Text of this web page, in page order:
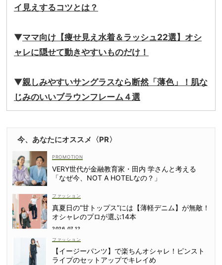
イ見えするコツとは？
▼ママ向け【痩せ見え水着＆ラッシュ22選】オシ
ャレに隠せて動きやすいものだけ！
▼親しみやすいサングラスなら断然「薄色」！肌な
じみのいいブラウンフレーム４選
今、あなたにオススメ〈PR〉
VERY世代が金融教育家・田内 学さんと考える
「なぜ今、NOT A HOTELなの？」
ファッション
真夏日の“甘トップス”には【薄軽デニム】が無敵！
オシャレのプロが選ぶ14本
2026.07.12
ファッション
【イージーパンツ】で楽ちんオシャレ！ピンスト
ライプのセットアップでキレイめ